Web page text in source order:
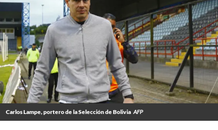
Carlos Lampe, portero de la Selección de Bolivia AFP